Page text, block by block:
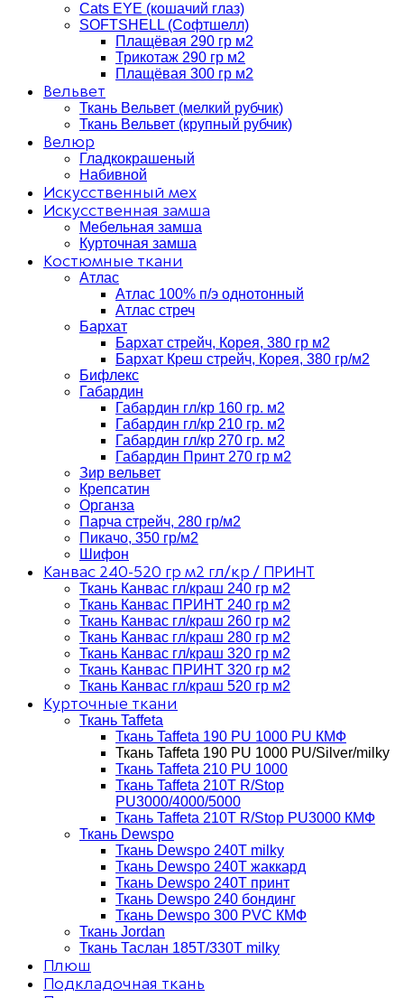
Cats EYE (кошачий глаз)
SOFTSHELL (Софтшелл)
Плащёвая 290 гр м2
Трикотаж 290 гр м2
Плащёвая 300 гр м2
Вельвет
Ткань Вельвет (мелкий рубчик)
Ткань Вельвет (крупный рубчик)
Велюр
Гладкокрашеный
Набивной
Искусственный мех
Искусственная замша
Мебельная замша
Курточная замша
Костюмные ткани
Атлас
Атлас 100% п/э однотонный
Атлас стреч
Бархат
Бархат стрейч, Корея, 380 гр м2
Бархат Креш стрейч, Корея, 380 гр/м2
Бифлекс
Габардин
Габардин гл/кр 160 гр. м2
Габардин гл/кр 210 гр. м2
Габардин гл/кр 270 гр. м2
Габардин Принт 270 гр м2
Зир вельвет
Крепсатин
Органза
Парча стрейч, 280 гр/м2
Пикачо, 350 гр/м2
Шифон
Канвас 240-520 гр м2 гл/кр / ПРИНТ
Ткань Канвас гл/краш 240 гр м2
Ткань Канвас ПРИНТ 240 гр м2
Ткань Канвас гл/краш 260 гр м2
Ткань Канвас гл/краш 280 гр м2
Ткань Канвас гл/краш 320 гр м2
Ткань Канвас ПРИНТ 320 гр м2
Ткань Канвас гл/краш 520 гр м2
Курточные ткани
Ткань Taffeta
Ткань Taffeta 190 PU 1000 PU КМФ
Ткань Taffeta 190 PU 1000 PU/Silver/milky
Ткань Taffeta 210 PU 1000
Ткань Taffeta 210Т R/Stop
PU3000/4000/5000
Ткань Taffeta 210Т R/Stop PU3000 КМФ
Ткань Dewspo
Ткань Dewspo 240Т milky
Ткань Dewspo 240T жаккард
Ткань Dewspo 240Т принт
Ткань Dewspo 240 бондинг
Ткань Dewspo 300 PVC КМФ
Ткань Jordan
Ткань Таслан 185T/330T milky
Плюш
Подкладочная ткань